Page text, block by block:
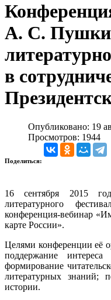
А. С.
в
Опубликовано: 19
Просмотров: 1944
Поделиться:
16 сентября 2015
литературного
конференция-вебинар
карте России».
Целями конференции её
поддержание
формирование
литературных знаний;
истории.